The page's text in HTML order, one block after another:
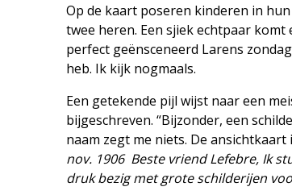
Op de kaart poseren kinderen in
twee heren. Een sjiek echtpaar
perfect geënsceneerd Larens
heb. Ik kijk nogmaals.
Een getekende pijl wijst naar een
bijgeschreven. “Bijzonder, een
naam zegt me niets. De
nov. 1906 Beste vriend Lefebre, Ik
druk bezig met grote schilderijen